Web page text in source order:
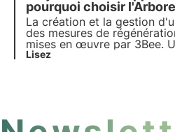
House pour une empreinte
image de marque
pourquoi choisir
La création et la gestion
des mesures de
mises en œuvre par 3Bee.
d'entreprise mesuré via
Lisez